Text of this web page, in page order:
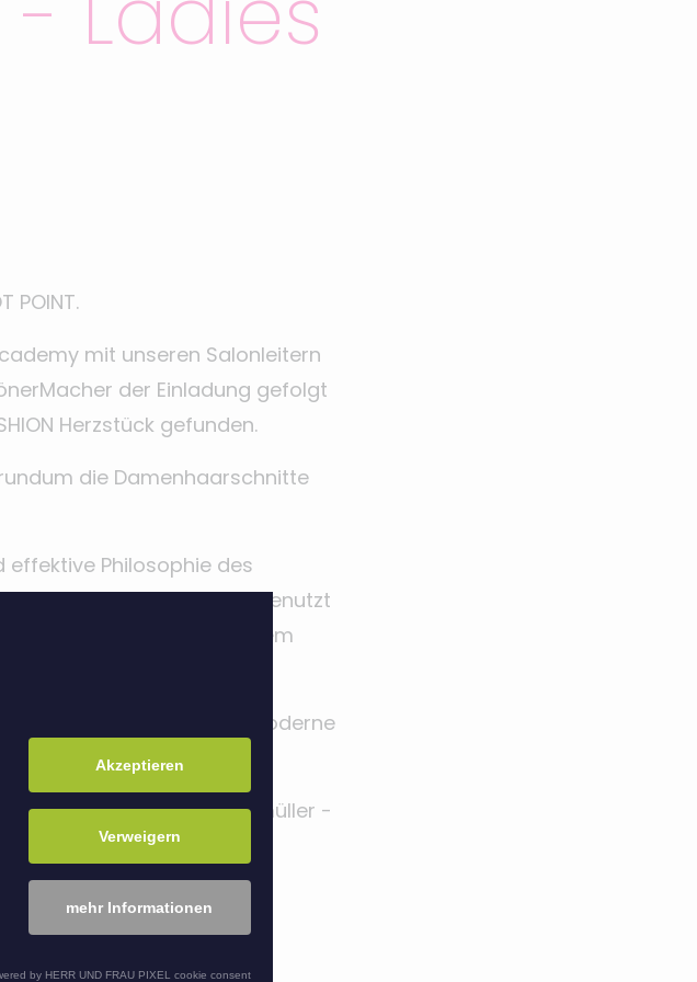
POINT.
mit unseren Salonleitern
der Einladung gefolgt
Herzstück gefunden.
die Damenhaarschnitte
effektive Philosophie des
führt. PIVOT POINT benutzt
der ganzen Welt m8it jedem
Beratung und moderne
von Jens Hagenmüller -
Akzeptieren
Verweigern
mehr Informationen
by HERR UND FRAU PIXEL cookie consent